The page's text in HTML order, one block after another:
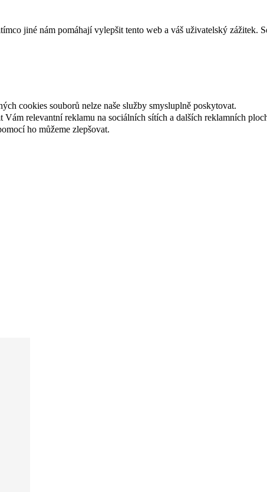
jiné nám pomáhají vylepšit tento web a váš uživatelský zážitek.
cookies souborů nelze naše služby smysluplně poskytovat.
relevantní reklamu na sociálních sítích a dalších reklamních
ho můžeme zlepšovat.